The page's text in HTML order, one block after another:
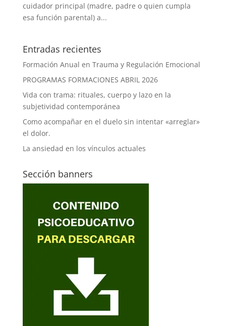
cuidador principal (madre, padre o quien cumpla
esa función parental) a...
Entradas recientes
Formación Anual en Trauma y Regulación Emocional
PROGRAMAS FORMACIONES ABRIL 2026
Vida con trama: rituales, cuerpo y lazo en la
subjetividad contemporánea
Como acompañar en el duelo sin intentar «arreglar»
el dolor.
La ansiedad en los vínculos actuales
Sección banners